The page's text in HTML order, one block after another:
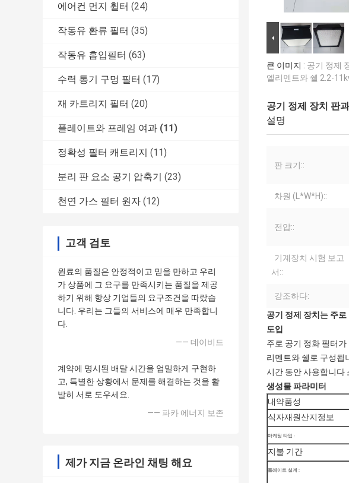
에어컨 먼지 휠터 (24)
작동유 환류 필터 (35)
작동유 흡입필터 (63)
수력 통기 구멍 필터 (17)
재 카트리지 필터 (20)
플레이트와 프레임 여과 (11)
정확성 필터 캐트리지 (11)
분리 판 요소 공기 압축기 (23)
천연 가스 필터 원자 (12)
고객 검토
원료의 품질은 안정적이고 믿을 만하고 우리
가 상품에 그 요구를 만족시키는 품질을 제공
하기 위해 항상 기업들의 요구조건을 따랐습
니다. 우리는 그들의 서비스에 매우 만족합니
다.
—— 데이비드
계약에 명시된 배달 시간을 엄밀하게 구현하
고, 특별한 상황에서 문제를 해결하는 것을 활
발히 서로 도우세요.
—— 파카 에너지 보존
제가 지금 온라인 채팅 해요
큰 이미지 : 공기 정제
엘리멘트와 쉘 2.2-
공기 정제 장치 판
설명
판 크기::
차원 (L*W*H)::
전압::
기계장치 시험 보고
서::
강조하다:
공기 정제 장치는 주
도입
주로 공기 정화 필터
리멘트와 쉘로 구성됩
시간 동안 사용합니다
생성물 파라미터
내약품성
식자재원산지정보
마케팅 타입 :
지불 기간
플레이트 설계 :